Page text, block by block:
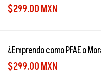
$299.00 MXN
¿Emprendo como PFAE o
$299.00 MXN